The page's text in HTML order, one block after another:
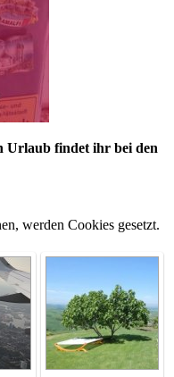
Urlaub findet ihr bei den
werden Cookies gesetzt.